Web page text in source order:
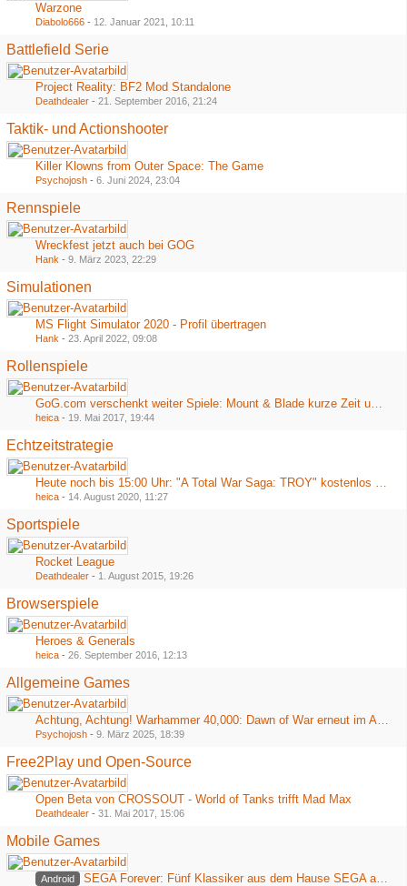
Warzone
Diabolo666 - 12. Januar 2021, 10:11
Battlefield Serie
Project Reality: BF2 Mod Standalone
Deathdealer - 21. September 2016, 21:24
Taktik- und Actionshooter
Killer Klowns from Outer Space: The Game
Psychojosh - 6. Juni 2024, 23:04
Rennspiele
Wreckfest jetzt auch bei GOG
Hank - 9. März 2023, 22:29
Simulationen
MS Flight Simulator 2020 - Profil übertragen
Hank - 23. April 2022, 09:08
Rollenspiele
GoG.com verschenkt weiter Spiele: Mount & Blade kurze Zeit umsonst
heica - 19. Mai 2017, 19:44
Echtzeitstrategie
Heute noch bis 15:00 Uhr: "A Total War Saga: TROY" kostenlos bei Epic
heica - 14. August 2020, 11:27
Sportspiele
Rocket League
Deathdealer - 1. August 2015, 19:26
Browserspiele
Heroes & Generals
heica - 26. September 2016, 12:13
Allgemeine Games
Achtung, Achtung! Warhammer 40,000: Dawn of War erneut im Angebot bei Steam
Psychojosh - 9. März 2025, 18:39
Free2Play und Open-Source
Open Beta von CROSSOUT - World of Tanks trifft Mad Max
Deathdealer - 31. Mai 2017, 15:06
Mobile Games
Android SEGA Forever: Fünf Klassiker aus dem Hause SEGA ab heute kostenlos im Playstore